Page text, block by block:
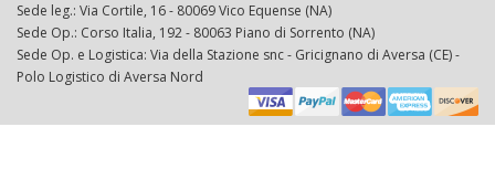
Sede leg.: Via Cortile, 16 - 80069 Vico Equense (NA)
Sede Op.: Corso Italia, 192 - 80063 Piano di Sorrento (NA)
Sede Op. e Logistica: Via della Stazione snc - Gricignano di Aversa (CE) -
Polo Logistico di Aversa Nord